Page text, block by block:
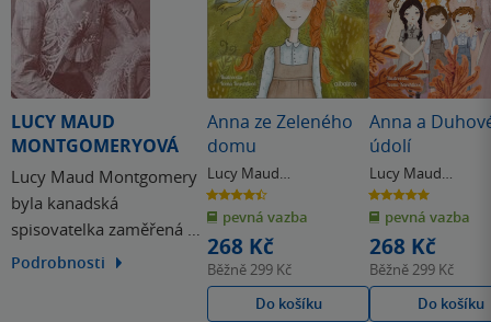
LUCY MAUD
MONTGOMERYOVÁ
Lucy Maud Montgomery
byla kanadská
spisovatelka zaměřená na
literaturu pro děti. Její
Podrobnosti
Anna ze Zeleného
domu
Lucy Maud
Montgomeryová
4.4
z
5
hvězdiček
pevná vazba
268 Kč
Běžně299 Kč
Do košíku
Anna a
údolí
Lucy Maud
Montgomeryová
5.0
z
5
hvězdiček
pevná vazba
268 Kč
Běžně299 Kč
Do košíku